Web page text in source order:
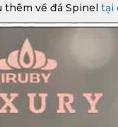
thêm về đá Spinel tại